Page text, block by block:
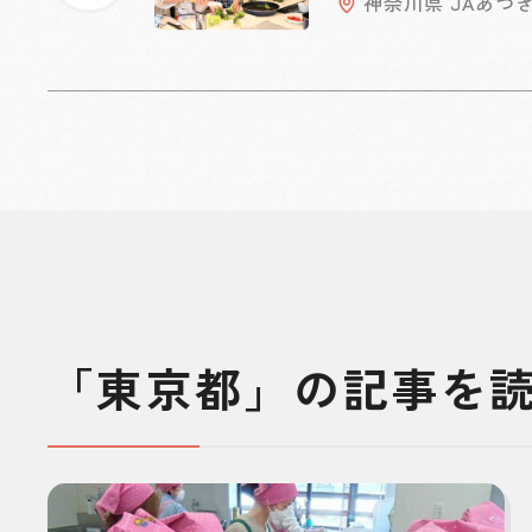
「東京都」の記事を